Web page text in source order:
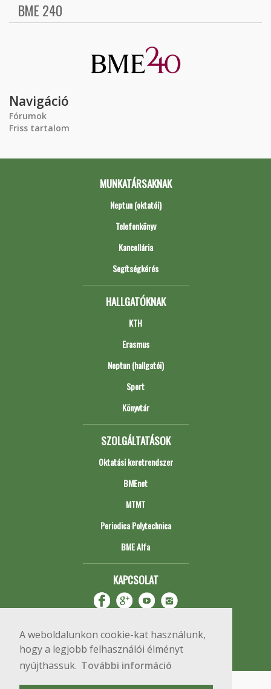
A weboldalunkon cookie-kat használunk,
hogy a legjobb felhasználói élményt
nyújthassuk. További információ
BME 240
Navigáció
Fórumok
Friss tartalom
MUNKATÁRSAKNAK
Neptun (oktatói)
Telefonkönyv
Kancellária
Segítségkérés
HALLGATÓKNAK
KTH
Erasmus
Neptun (hallgatói)
Sport
Könyvtár
SZOLGÁLTATÁSOK
Oktatási keretrendszer
BMEnet
MTMT
Periodica Polytechnica
BME Alfa
KAPCSOLAT